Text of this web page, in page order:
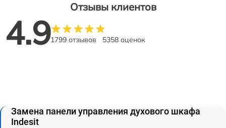
Отзывы клиентов
4.91799 отзывов 5358 оценок
Замена панели управления духового шкафа
Indesit